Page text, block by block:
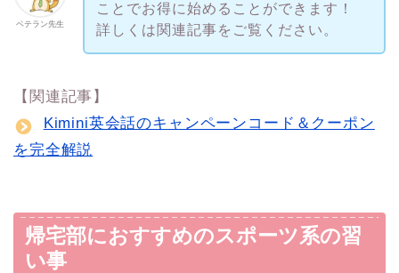
ベテラン先生
ことでお得に始めることができます！
詳しくは関連記事をご覧ください。
【関連記事】
Kimini英会話のキャンペーンコード＆クーポン
を完全解説
帰宅部におすすめのスポーツ系の習
い事